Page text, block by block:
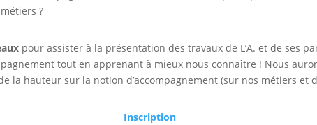
?
pour assister à la présentation des travaux de L’A. et de ses
tout en apprenant à mieux nous connaître ! Nous
la hauteur sur la notion d’accompagnement (sur nos métiers et
Inscription